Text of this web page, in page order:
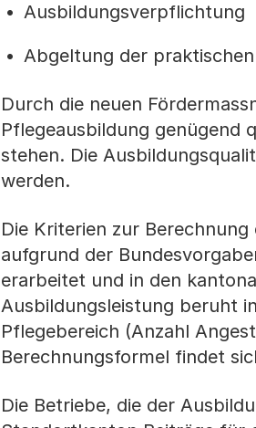
Ausbildungsverpflichtung
Abgeltung der
Durch die neuen
Pflegeausbildung genügend
stehen. Die
werden.
Die Kriterien zur
aufgrund der
erarbeitet und in den
Ausbildungsleistung beruht
Pflegebereich (Anzahl
Berechnungsformel findet
Die Betriebe, die der